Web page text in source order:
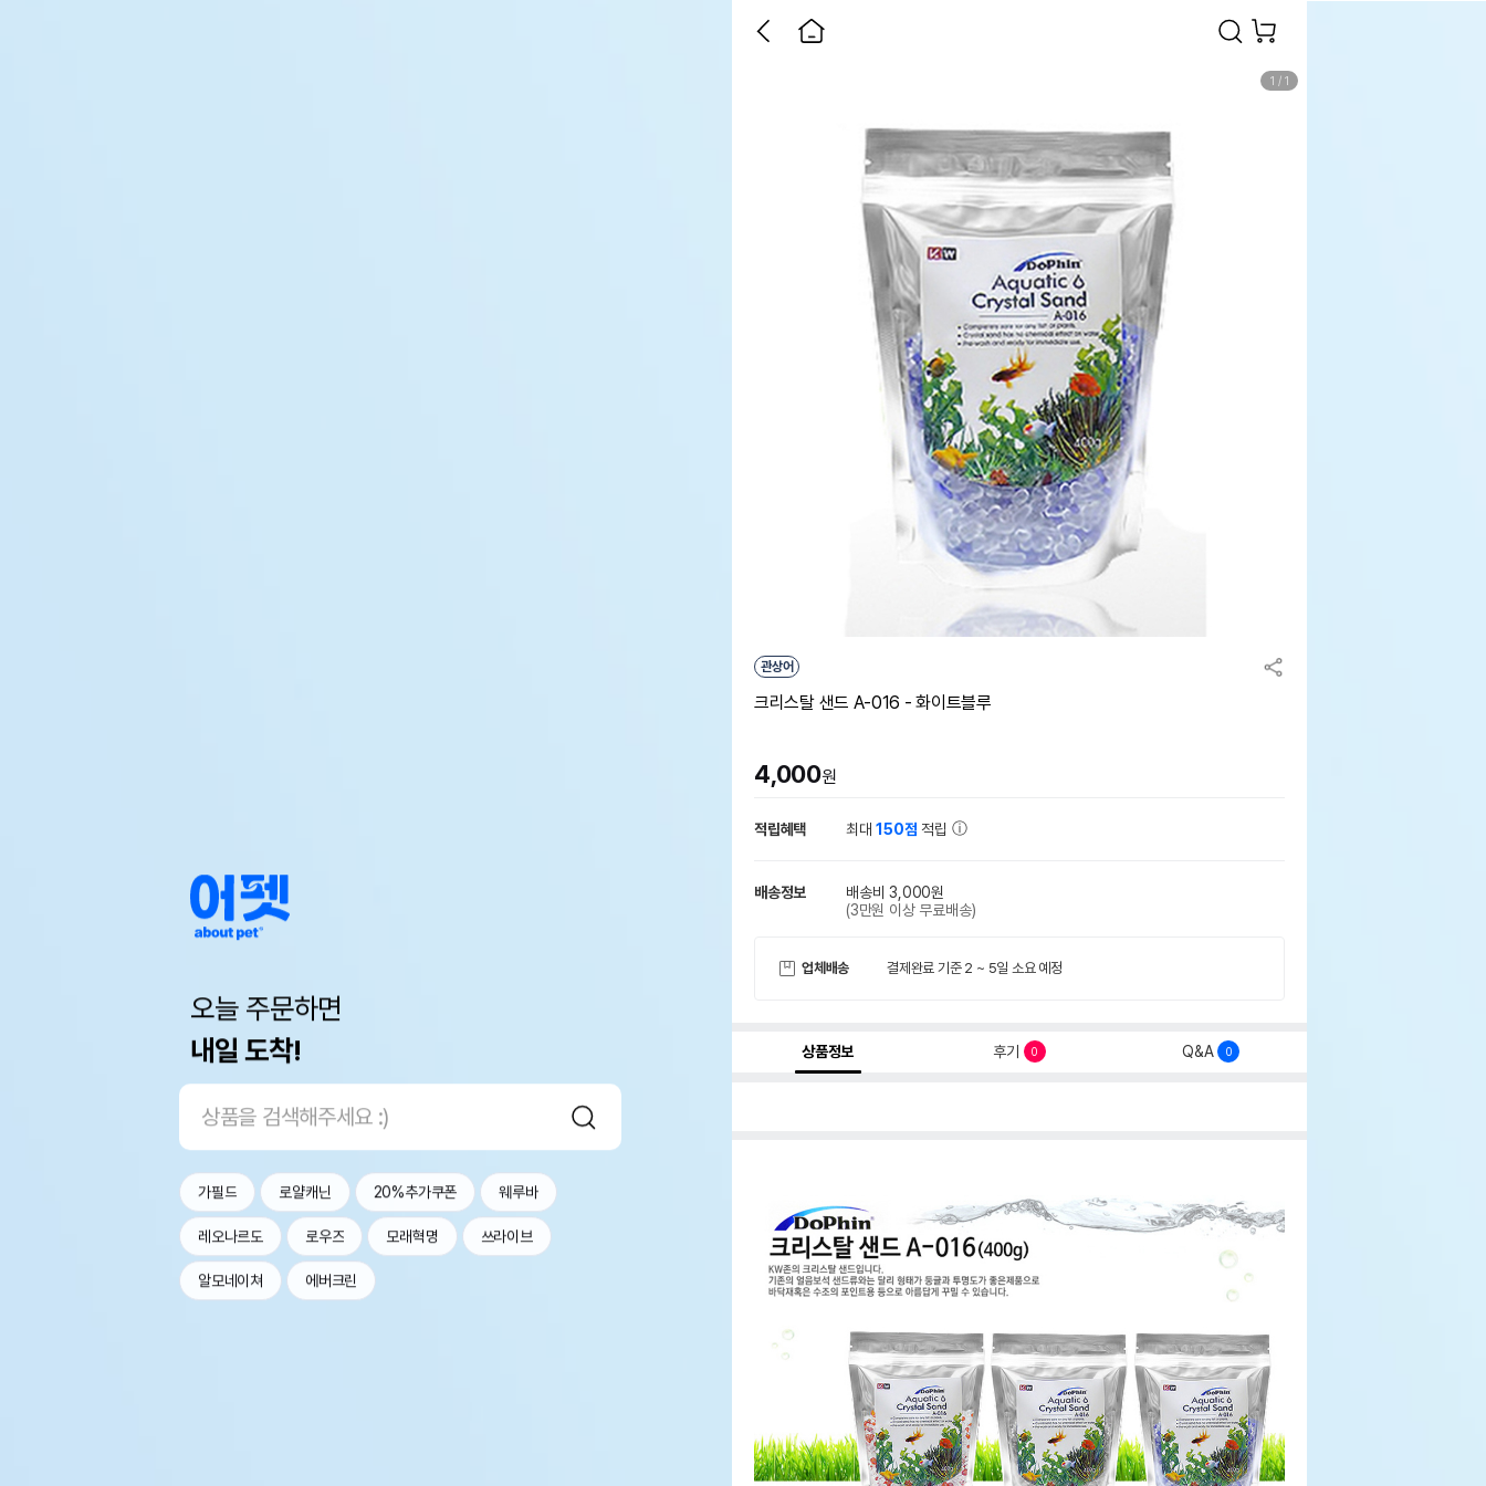
오늘 주문하면
내일 도착!
가필드 로얄캐닌 20%추가쿠폰 웨루바
레오나르도 로우즈 모래혁명 쓰라이브
알모네이쳐 에버크린
1 / 1
관상어
크리스탈 샌드 A-016 - 화이트블루
4,000원
적립혜택 최대150점 적립
배송정보
배송비 3,000원
(3만원 이상 무료배송)
업체배송 결제완료 기준 2 ~ 5일 소요 예정
상품정보 후기 0 Q&A 0